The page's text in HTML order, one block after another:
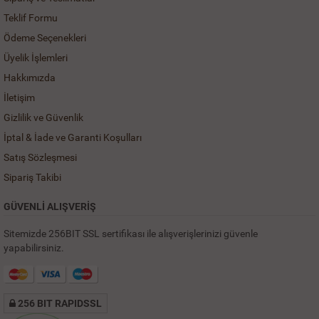
Teklif Formu
Ödeme Seçenekleri
Üyelik İşlemleri
Hakkımızda
İletişim
Gizlilik ve Güvenlik
İptal & İade ve Garanti Koşulları
Satış Sözleşmesi
Sipariş Takibi
GÜVENLİ ALIŞVERİŞ
Sitemizde 256BIT SSL sertifikası ile alışverişlerinizi güvenle
yapabilirsiniz.
256 BIT RAPIDSSL